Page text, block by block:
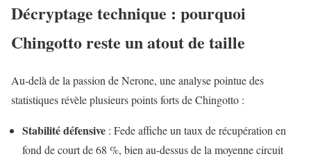
Décryptage technique : pourquoi
Chingotto reste un atout de taille
Au-delà de la passion de Nerone, une analyse pointue des
statistiques révèle plusieurs points forts de Chingotto :
Stabilité défensive : Fede affiche un taux de récupération en
fond de court de 68 %, bien au-dessus de la moyenne circuit